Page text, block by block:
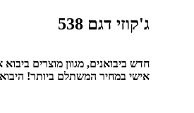
ג'קוזי דגם 538
חדש ביבואנים, מגוון מוצרים
אישי במחיר המשתלם ביותר!